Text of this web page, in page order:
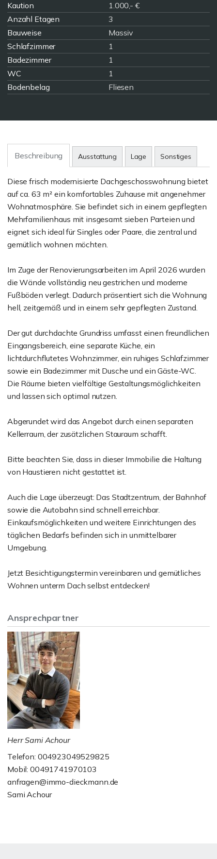
Kaution
1.000,- €
Anzahl Etagen
3
Bauweise
Massiv
Schlafzimmer
1
Badezimmer
1
WC
1
Bodenbelag
Fliesen
Beschreibung Ausstattung Lage Sonstiges
Diese frisch modernisierte Dachgeschosswohnung bietet
auf ca. 63 m² ein komfortables Zuhause mit angenehmer
Wohnatmosphäre. Sie befindet sich in einem gepflegten
Mehrfamilienhaus mit insgesamt sieben Parteien und
eignet sich ideal für Singles oder Paare, die zentral und
gemütlich wohnen möchten.
Im Zuge der Renovierungsarbeiten im April 2026 wurden
die Wände vollständig neu gestrichen und moderne
Fußböden verlegt. Dadurch präsentiert sich die Wohnung
hell, zeitgemäß und in einem sehr gepflegten Zustand.
Der gut durchdachte Grundriss umfasst einen freundlichen
Eingangsbereich, eine separate Küche, ein
lichtdurchflutetes Wohnzimmer, ein ruhiges Schlafzimmer
sowie ein Badezimmer mit Dusche und ein Gäste-WC.
Die Räume bieten vielfältige Gestaltungsmöglichkeiten
und lassen sich optimal nutzen.
Abgerundet wird das Angebot durch einen separaten
Kellerraum, der zusätzlichen Stauraum schafft.
Bitte beachten Sie, dass in dieser Immobilie die Haltung
von Haustieren nicht gestattet ist.
Auch die Lage überzeugt: Das Stadtzentrum, der Bahnhof
sowie die Autobahn sind schnell erreichbar.
Einkaufsmöglichkeiten und weitere Einrichtungen des
täglichen Bedarfs befinden sich in unmittelbarer
Umgebung.
Jetzt Besichtigungstermin vereinbaren und gemütliches
Wohnen unterm Dach selbst entdecken!
Ansprechpartner
Herr Sami Achour
Telefon: 004923049529825
Mobil: 00491741970103
anfragen@immo-dieckmann.de
Sami Achour